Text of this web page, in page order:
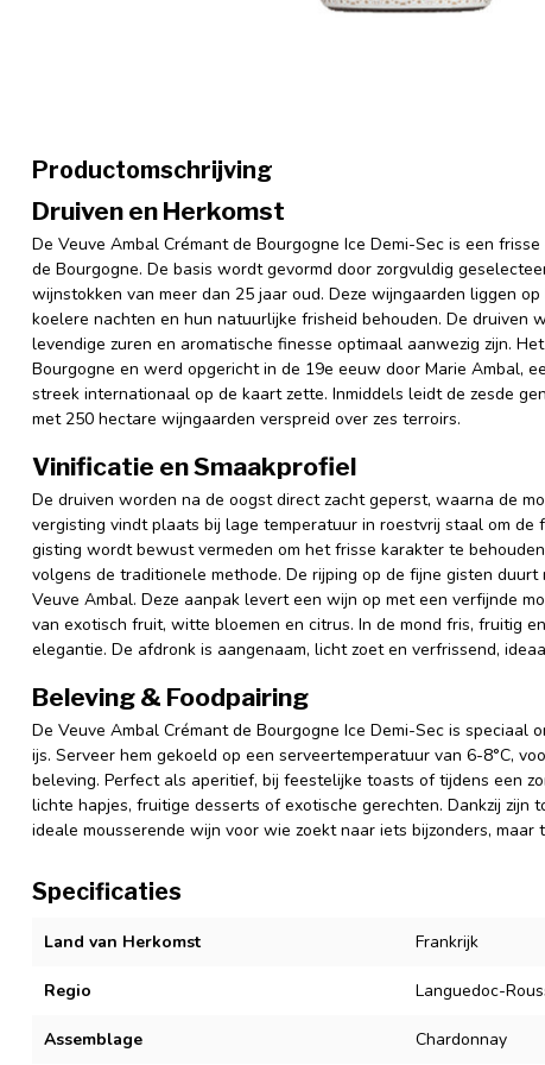
Productomschrijving
Druiven en Herkomst
De Veuve Ambal Crémant de Bourgogne Ice Demi-Sec is een
de Bourgogne. De basis wordt gevormd door zorgvuldig
wijnstokken van meer dan 25 jaar oud. Deze wijngaarden liggen
koelere nachten en hun natuurlijke frisheid behouden. De druiven
levendige zuren en aromatische finesse optimaal aanwezig zijn.
Bourgogne en werd opgericht in de 19e eeuw door Marie Ambal,
streek internationaal op de kaart zette. Inmiddels leidt de zesde
met 250 hectare wijngaarden verspreid over zes terroirs.
Vinificatie en Smaakprofiel
De druiven worden na de oogst direct zacht geperst, waarna de
vergisting vindt plaats bij lage temperatuur in roestvrij staal om de
gisting wordt bewust vermeden om het frisse karakter te
volgens de traditionele methode. De rijping op de fijne gisten
Veuve Ambal. Deze aanpak levert een wijn op met een verfijnde
van exotisch fruit, witte bloemen en citrus. In de mond fris, fruitig
elegantie. De afdronk is aangenaam, licht zoet en verfrissend,
Beleving & Foodpairing
De Veuve Ambal Crémant de Bourgogne Ice Demi-Sec is
ijs. Serveer hem gekoeld op een serveertemperatuur van 6-8°C,
beleving. Perfect als aperitief, bij feestelijke toasts of tijdens een
lichte hapjes, fruitige desserts of exotische gerechten. Dankzij
ideale mousserende wijn voor wie zoekt naar iets bijzonders, maar
Specificaties
Land van Herkomst Frankrijk
Regio Languedoc-
Assemblage Chardonnay